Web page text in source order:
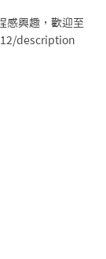
感興趣，歡迎至
description